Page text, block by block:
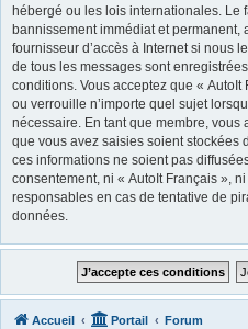
hébergé ou les lois internationales. Le
bannissement immédiat et permanent,
fournisseur d’accès à Internet si nous
de tous les messages sont
conditions. Vous acceptez que «
ou verrouille n’importe quel sujet
nécessaire. En tant que membre,
que vous avez saisies soient stockées
ces informations ne soient pas
consentement, ni « AutoIt Français »,
responsables en cas de tentative de
données.
Accueil Portail Forum